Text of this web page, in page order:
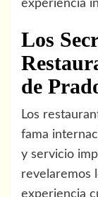
experiencia
Los
de
Los
fama
y servicio
revelaremos
experiencia